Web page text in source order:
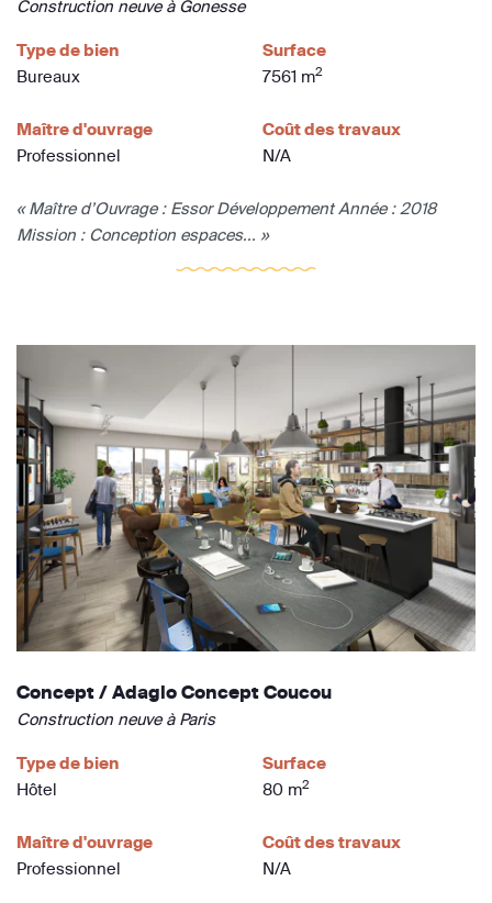
Construction neuve à Gonesse
Type de bien
Bureaux
Surface
7561 m2
Maître d'ouvrage
Professionnel
Coût des travaux
N/A
« Maître d’Ouvrage : Essor Développement Année : 2018
Mission : Conception espaces... »
Concept / Adagio Concept Coucou
Construction neuve à Paris
Type de bien
Hôtel
Surface
80 m2
Maître d'ouvrage
Professionnel
Coût des travaux
N/A